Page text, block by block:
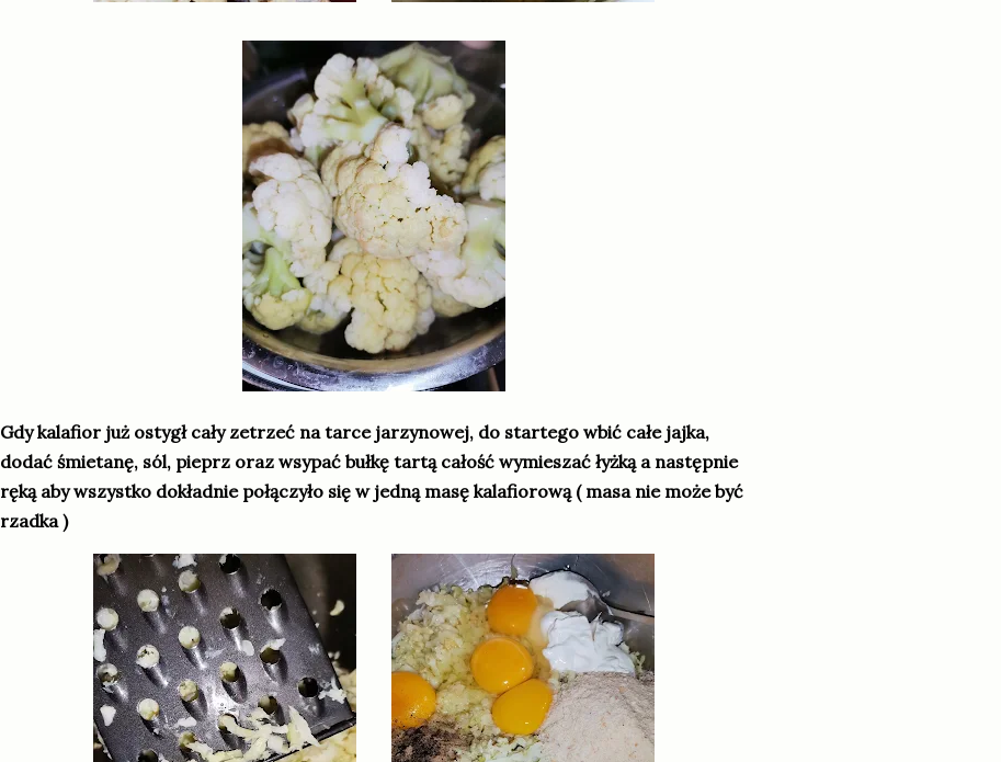
Gdy kalafior już ostygł cały zetrzeć na tarce jarzynowej, do startego wbić całe jajka,
dodać śmietanę, sól, pieprz oraz wsypać bułkę tartą całość wymieszać łyżką a następnie
ręką aby wszystko dokładnie połączyło się w jedną masę kalafiorową ( masa nie może być
rzadka )